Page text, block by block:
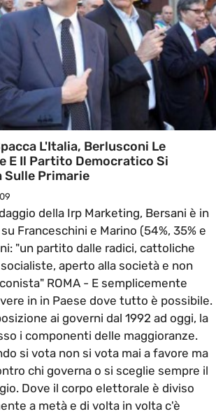
L'Italia, Berlusconi Le
E Il Partito Democratico Si
Sulle Primarie
della Irp Marketing, Bersani è in
Franceschini e Marino (54%, 35% e
"un partito dalle radici, cattoliche
aperto alla società e non
ROMA - E semplicemente
in in Paese dove tutto è possibile.
ai governi dal 1992 ad oggi, la
i componenti delle maggioranze.
si vota non si vota mai a favore ma
chi governa o si sceglie sempre il
Dove il corpo elettorale è diviso
a metà e di volta in volta c'è